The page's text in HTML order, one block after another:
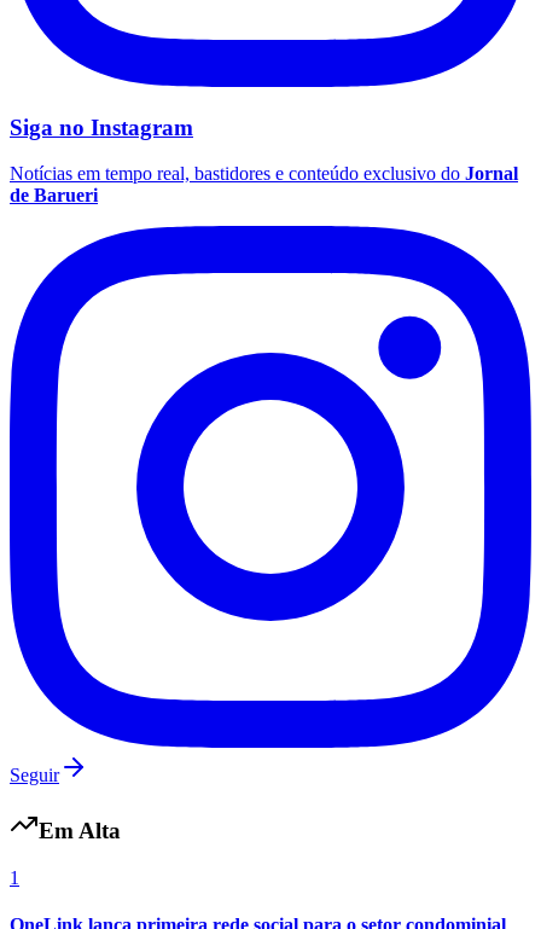
Siga no Instagram
Notícias em tempo real, bastidores e conteúdo exclusivo do Jornal
de Barueri
Seguir
Em Alta
1